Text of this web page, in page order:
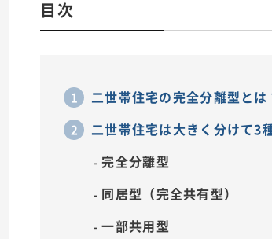
目次
二世帯住宅の完全分離型とは
二世帯住宅は大きく分けて3
完全分離型
同居型（完全共有型）
一部共用型